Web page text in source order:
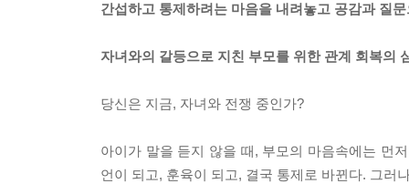
간섭하고 통제하려는 마음을 내려놓고 공감과 질
자녀와의 갈등으로 지친 부모를 위한 관계 회복의
당신은 지금, 자녀와 전쟁 중인가?
아이가 말을 듣지 않을 때, 부모의 마음속에는 먼
언이 되고, 훈육이 되고, 결국 통제로 바뀐다. 그러